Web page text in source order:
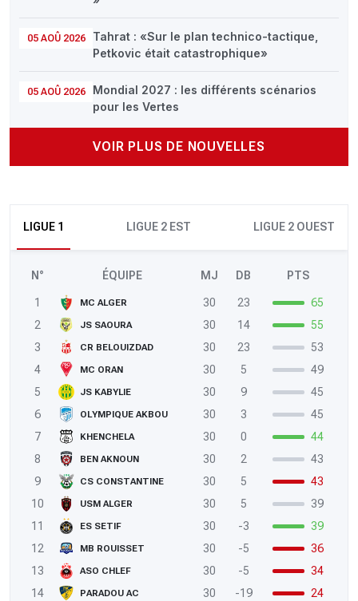
05 AOÛ 2026
Tahrat : «Sur le plan technico-tactique,
Petkovic était catastrophique»
05 AOÛ 2026
Mondial 2027 : les différents scénarios
pour les Vertes
VOIR PLUS DE NOUVELLES
LIGUE 1 LIGUE 2 EST LIGUE 2 OUEST
N° ÉQUIPE MJ DB PTS
1 MC ALGER 30 23
65
2
JS SAOURA 30 14
55
3
CR BELOUIZDAD 30 23
53
4
MC ORAN 30 5
49
5
JS KABYLIE 30 9
45
6
OLYMPIQUE AKBOU 30 3
45
7
KHENCHELA 30 0
44
8
BEN AKNOUN 30 2
43
9
CS CONSTANTINE 30 5
43
10
USM ALGER 30 5
39
11
ES SETIF 30 -3
39
12
MB ROUISSET 30 -5
36
13
ASO CHLEF 30 -5
34
14
PARADOU AC 30 -19
24